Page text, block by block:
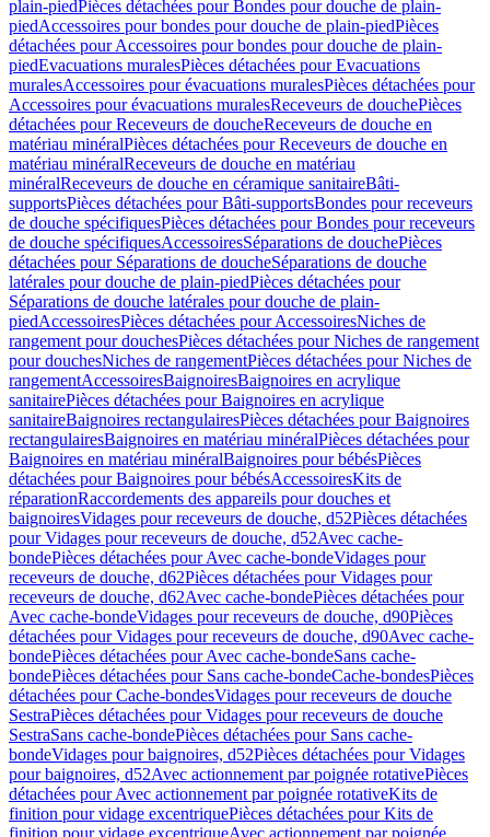
plain-piedPièces détachées pour Bondes pour douche de plain-
piedAccessoires pour bondes pour douche de plain-piedPièces
détachées pour Accessoires pour bondes pour douche de plain-
piedEvacuations muralesPièces détachées pour Evacuations
muralesAccessoires pour évacuations muralesPièces détachées pour
Accessoires pour évacuations muralesReceveurs de douchePièces
détachées pour Receveurs de doucheReceveurs de douche en
matériau minéralPièces détachées pour Receveurs de douche en
matériau minéralReceveurs de douche en matériau
minéralReceveurs de douche en céramique sanitaireBâti-
supportsPièces détachées pour Bâti-supportsBondes pour receveurs
de douche spécifiquesPièces détachées pour Bondes pour receveurs
de douche spécifiquesAccessoiresSéparations de douchePièces
détachées pour Séparations de doucheSéparations de douche
latérales pour douche de plain-piedPièces détachées pour
Séparations de douche latérales pour douche de plain-
piedAccessoiresPièces détachées pour AccessoiresNiches de
rangement pour douchesPièces détachées pour Niches de rangement
pour douchesNiches de rangementPièces détachées pour Niches de
rangementAccessoiresBaignoiresBaignoires en acrylique
sanitairePièces détachées pour Baignoires en acrylique
sanitaireBaignoires rectangulairesPièces détachées pour Baignoires
rectangulairesBaignoires en matériau minéralPièces détachées pour
Baignoires en matériau minéralBaignoires pour bébésPièces
détachées pour Baignoires pour bébésAccessoiresKits de
réparationRaccordements des appareils pour douches et
baignoiresVidages pour receveurs de douche, d52Pièces détachées
pour Vidages pour receveurs de douche, d52Avec cache-
bondePièces détachées pour Avec cache-bondeVidages pour
receveurs de douche, d62Pièces détachées pour Vidages pour
receveurs de douche, d62Avec cache-bondePièces détachées pour
Avec cache-bondeVidages pour receveurs de douche, d90Pièces
détachées pour Vidages pour receveurs de douche, d90Avec cache-
bondePièces détachées pour Avec cache-bondeSans cache-
bondePièces détachées pour Sans cache-bondeCache-bondesPièces
détachées pour Cache-bondesVidages pour receveurs de douche
SestraPièces détachées pour Vidages pour receveurs de douche
SestraSans cache-bondePièces détachées pour Sans cache-
bondeVidages pour baignoires, d52Pièces détachées pour Vidages
pour baignoires, d52Avec actionnement par poignée rotativePièces
détachées pour Avec actionnement par poignée rotativeKits de
finition pour vidage excentriquePièces détachées pour Kits de
finition pour vidage excentriqueAvec actionnement par poignée